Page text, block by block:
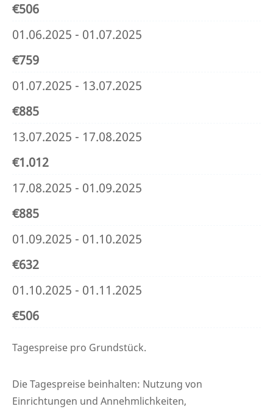
€506
01.06.2025 - 01.07.2025
€759
01.07.2025 - 13.07.2025
€885
13.07.2025 - 17.08.2025
€1.012
17.08.2025 - 01.09.2025
€885
01.09.2025 - 01.10.2025
€632
01.10.2025 - 01.11.2025
€506
Tagespreise pro Grundstück.
Die Tagespreise beinhalten: Nutzung von
Einrichtungen und Annehmlichkeiten,